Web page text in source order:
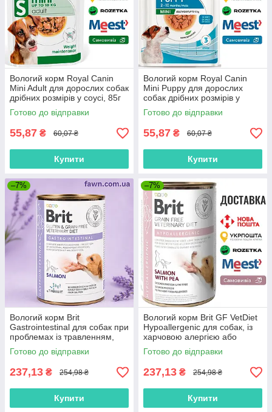
Вологий корм Royal Canin
Mini Adult для дорослих собак
дрібних розмірів у соусі, 85г
Готово до відправки
55,87 ₴ 60,07 ₴
Купити
Вологий корм Royal Canin
Mini Puppy для дорослих
собак дрібних розмірів у
соусі, 85г
Готово до відправки
55,87 ₴ 60,07 ₴
Купити
–7%
Вологий корм Brit
Gastrointestinal для собак при
проблемах із травленням,
лосось та горошок 400 г
Готово до відправки
237,13 ₴ 254,98 ₴
Купити
–7%
Вологий корм Brit GF VetDiet
Hypoallergenic для собак, із
харчовою алергією або
непереносимістю, з лососем
та горошком, 400 г
Готово до відправки
237,13 ₴ 254,98 ₴
Купити